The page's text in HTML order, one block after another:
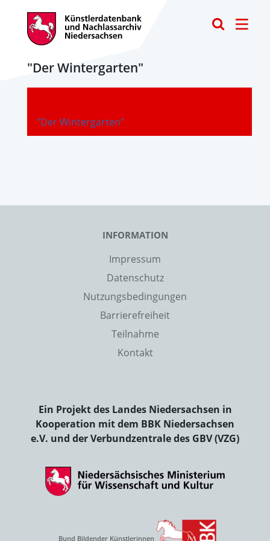
"Der Wintergarten"
"Der Wintergarten"
-
INFORMATION
Impressum
Datenschutz
Nutzungsbedingungen
Barrierefreiheit
Teilnahme
Kontakt
Ein Projekt des Landes Niedersachsen in
Kooperation mit dem BBK Niedersachsen
e.V. und der Verbundzentrale des GBV (VZG)
Bund Bildender Künstlerinnen